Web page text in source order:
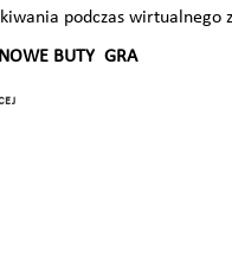
podczas wirtualnego
BUTY GRA